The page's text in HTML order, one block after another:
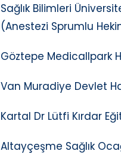
Sağlık Bilimleri
(Anestezi Sprumlu
Göztepe Medicallpark
Van Muradiye Devlet
Kartal Dr Lütfi Kırdar
Altayçeşme Sağlık